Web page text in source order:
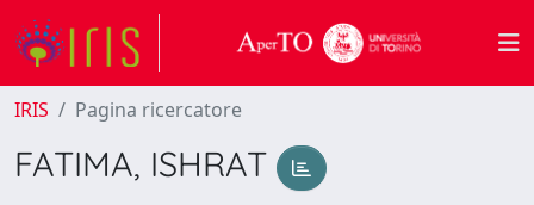
IRIS Pagina ricercatore
FATIMA, ISHRAT